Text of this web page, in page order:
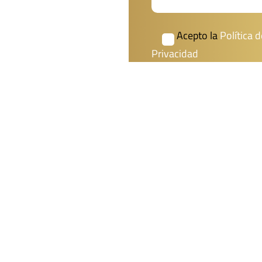
Acepto laPolítica
Privacidad